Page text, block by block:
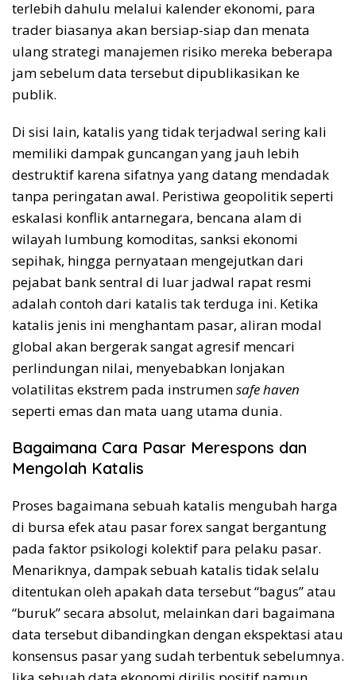
terlebih dahulu melalui kalender ekonomi, para
trader biasanya akan bersiap-siap dan menata
ulang strategi manajemen risiko mereka beberapa
jam sebelum data tersebut dipublikasikan ke
publik.
Di sisi lain, katalis yang tidak terjadwal sering kali
memiliki dampak guncangan yang jauh lebih
destruktif karena sifatnya yang datang mendadak
tanpa peringatan awal. Peristiwa geopolitik seperti
eskalasi konflik antarnegara, bencana alam di
wilayah lumbung komoditas, sanksi ekonomi
sepihak, hingga pernyataan mengejutkan dari
pejabat bank sentral di luar jadwal rapat resmi
adalah contoh dari katalis tak terduga ini. Ketika
katalis jenis ini menghantam pasar, aliran modal
global akan bergerak sangat agresif mencari
perlindungan nilai, menyebabkan lonjakan
volatilitas ekstrem pada instrumensafe haven
seperti emas dan mata uang utama dunia.
Bagaimana Cara Pasar Merespons dan
Mengolah Katalis
Proses bagaimana sebuah katalis mengubah harga
di bursa efek atau pasar forex sangat bergantung
pada faktor psikologi kolektif para pelaku pasar.
Menariknya, dampak sebuah katalis tidak selalu
ditentukan oleh apakah data tersebut “bagus” atau
“buruk” secara absolut, melainkan dari bagaimana
data tersebut dibandingkan dengan ekspektasi atau
konsensus pasar yang sudah terbentuk sebelumnya.